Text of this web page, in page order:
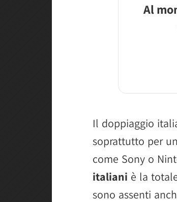
Al
Il doppiaggio
soprattutto per
come Sony o
italiani è la
sono assenti